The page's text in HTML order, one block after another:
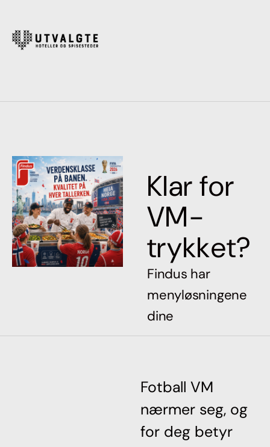
Klar for
VM-
trykket?
Findus har
menyløsningene
dine
Fotball VM
nærmer seg, og
for deg betyr